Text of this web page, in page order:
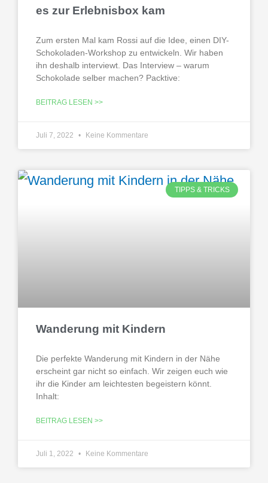
es zur Erlebnisbox kam
Zum ersten Mal kam Rossi auf die Idee, einen DIY-
Schokoladen-Workshop zu entwickeln. Wir haben
ihn deshalb interviewt. Das Interview – warum
Schokolade selber machen? Packtive:
BEITRAG LESEN >>
Juli 7, 2022 Keine Kommentare
TIPPS & TRICKS
Wanderung mit Kindern
Die perfekte Wanderung mit Kindern in der Nähe
erscheint gar nicht so einfach. Wir zeigen euch wie
ihr die Kinder am leichtesten begeistern könnt.
Inhalt:
BEITRAG LESEN >>
Juli 1, 2022 Keine Kommentare